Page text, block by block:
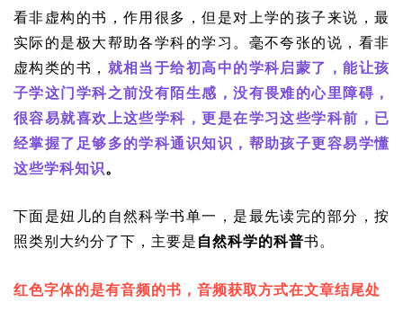
看非虚构的书，作用很多，但是对上学的孩子来说，最
实际的是极大帮助各学科的学习。毫不夸张的说，看非
虚构类的书， 就相当于给初高中的学科启蒙了，能让孩
子学这门学科之前没有陌生感，没有畏难的心里障碍，
很容易就喜欢上这些学科，更是在学习这些学科前，已
经掌握了足够多的学科通识知识，帮助孩子更容易学懂
这些学科知识。
下面是妞儿的自然科学书单一，是最先读完的部分，按
照类别大约分了下，主要是 自然科学的科普书。
红色字体的是有音频的书，音频获取方式在文章结尾处